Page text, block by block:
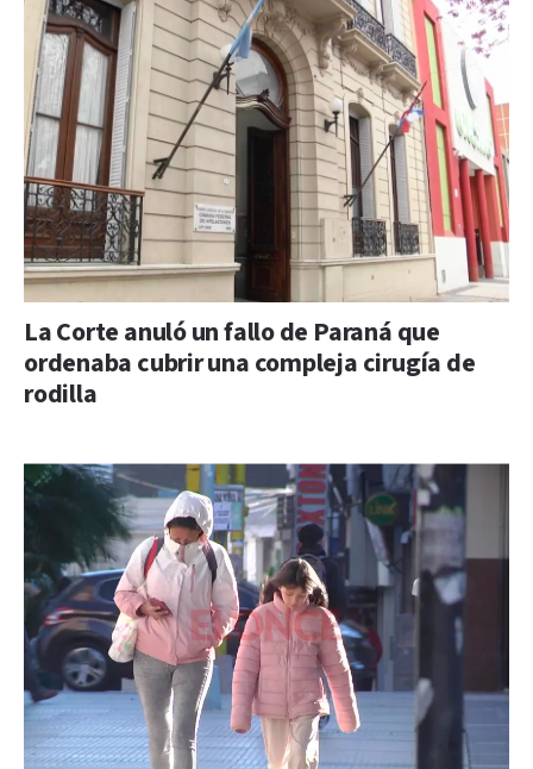
La Corte anuló un fallo de Paraná que
ordenaba cubrir una compleja cirugía de
rodilla